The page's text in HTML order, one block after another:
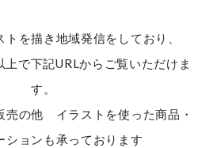
を描き地域発信をしており、
で下記URLからご覧いただけま
す。
売の他 イラストを使った商品・
ションも承っております